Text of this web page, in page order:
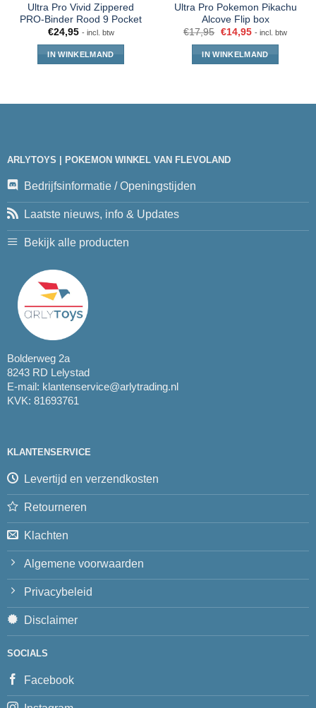
Ultra Pro Vivid Zippered
PRO-Binder Rood 9 Pocket
€24,95 - incl. btw
IN WINKELMAND
Ultra Pro Pokemon Pikachu
Alcove Flip box
€17,95 €14,95 - incl. btw
IN WINKELMAND
ARLYTOYS | POKEMON WINKEL VAN FLEVOLAND
Bedrijfsinformatie / Openingstijden
Laatste nieuws, info & Updates
Bekijk alle producten
Bolderweg 2a
8243 RD Lelystad
E-mail: klantenservice@arlytrading.nl
KVK: 81693761
KLANTENSERVICE
Levertijd en verzendkosten
Retourneren
Klachten
Algemene voorwaarden
Privacybeleid
Disclaimer
SOCIALS
Facebook